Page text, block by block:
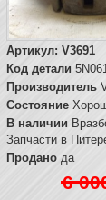
Артикул: V3691
Код детали
Производитель
Состояние
В наличии
Запчасти в
Проданода
6